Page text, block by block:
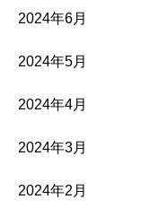
2024年6月
2024年5月
2024年4月
2024年3月
2024年2月